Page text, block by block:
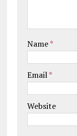
Name*
Email*
Website